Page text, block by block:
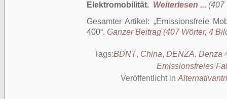
Elektromobilität. Weiterlesen ... (407
Gesamter Artikel:
Emissionsfreie
400 . Ganzer Beitrag (407 Wörter, 4
Tags:BDNT, China, DENZA, Denza
Emissionsfreies
Veröffentlicht in